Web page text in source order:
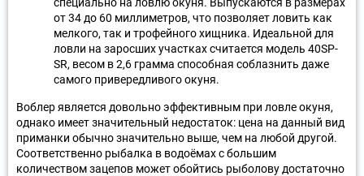
от 34 до 60 миллиметров, что позволяет ловить как
мелкого, так и трофейного хищника. Идеальной для
ловли на заросших участках считается модель 40SP-
SR, весом в 2,6 грамма способная соблазнить даже
самого привередливого окуня.
Воблер является довольно эффективным при ловле окуня,
однако имеет значительный недостаток: цена на данный вид
приманки обычно значительно выше, чем на любой другой.
Соответственно рыбалка в водоёмах с большим
количеством зацепов может обойтись рыболову достаточно